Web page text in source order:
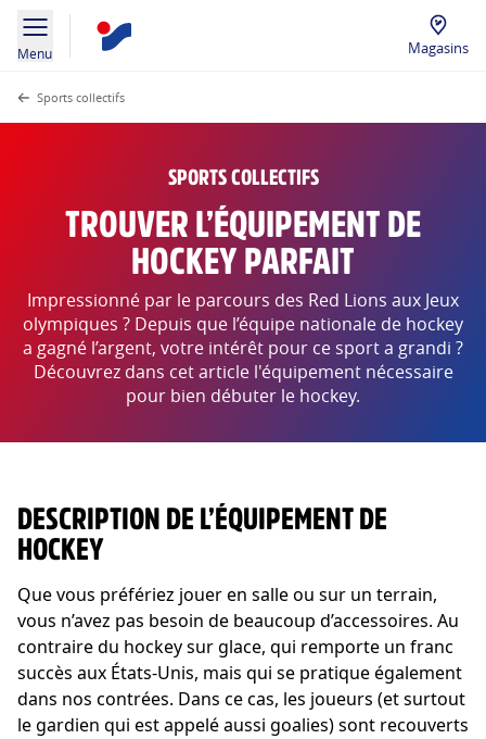
Menu Magasins
Sports collectifs
SPORTS COLLECTIFS
TROUVER L’ÉQUIPEMENT DE
HOCKEY PARFAIT
Impressionné par le parcours des Red Lions aux Jeux
olympiques ? Depuis que l’équipe nationale de hockey
a gagné l’argent, votre intérêt pour ce sport a grandi ?
Découvrez dans cet article l'équipement nécessaire
pour bien débuter le hockey.
DESCRIPTION DE L’ÉQUIPEMENT DE
HOCKEY
Que vous préfériez jouer en salle ou sur un terrain,
vous n’avez pas besoin de beaucoup d’accessoires. Au
contraire du hockey sur glace, qui remporte un franc
succès aux États-Unis, mais qui se pratique également
dans nos contrées. Dans ce cas, les joueurs (et surtout
le gardien qui est appelé aussi goalies) sont recouverts